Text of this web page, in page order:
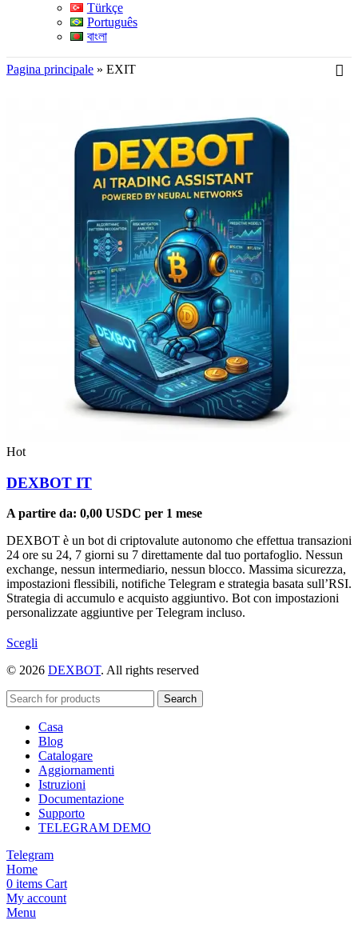
Türkçe
Português
বাংলা
Pagina principale » EXIT
Hot
DEXBOT IT
A partire da: 0,00 USDC per 1 mese
DEXBOT è un bot di criptovalute autonomo che effettua transazioni
24 ore su 24, 7 giorni su 7 direttamente dal tuo portafoglio. Nessun
exchange, nessun intermediario, nessun blocco. Massima sicurezza,
impostazioni flessibili, notifiche Telegram e strategia basata sull’RSI.
Strategia di accumulo e acquisto aggiuntivo. Bot con impostazioni
personalizzate aggiuntive per Telegram incluso.
Scegli
ha
varianti.
opzioni
possono
essere
scelte
nella
pagina
del
prodotto
© 2026 DEXBOT. All rights reserved
Search
Casa
Blog
Catalogare
Aggiornamenti
Istruzioni
Documentazione
Supporto
TELEGRAM DEMO
Telegram
Home
0 items Cart
My account
Menu